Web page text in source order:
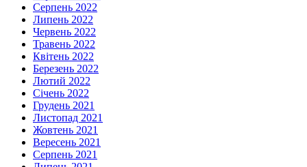
Серпень 2022
Липень 2022
Червень 2022
Травень 2022
Квітень 2022
Березень 2022
Лютий 2022
Січень 2022
Грудень 2021
Листопад 2021
Жовтень 2021
Вересень 2021
Серпень 2021